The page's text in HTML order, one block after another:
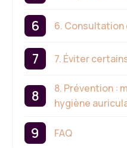
6. Consultation
7. Éviter
8. Prévention :
hygiène
FAQ